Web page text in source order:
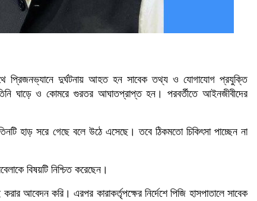
প্রিজনভ্যানে দুর্ঘটনায় আহত হন সাবেক তথ্য ও যোগাযোগ প্রযুক্তি
ঘাড়ে ও কোমরে গুরতর আঘাতপ্রাপ্ত হন। পরবর্তীতে আইনজীবীদের
হাড় সরে গেছে বলে উঠে এসেছে। তবে ঠিকমতো চিকিৎসা পাচ্ছেন না
বিষয়টি নিশ্চিত করেছেন।
আবেদন করি। এরপর কারাকর্তৃপক্ষের নির্দেশে পিজি হাসপাতালে সাবেক